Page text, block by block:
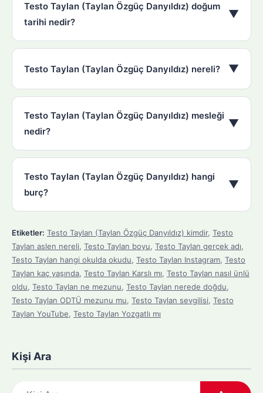
Testo Taylan (Taylan Özgüç Danyıldız) doğum
tarihi nedir?
▼
Testo Taylan (Taylan Özgüç Danyıldız) nereli? ▼
Testo Taylan (Taylan Özgüç Danyıldız) mesleği
nedir?
▼
Testo Taylan (Taylan Özgüç Danyıldız) hangi
burç?
▼
Etiketler: Testo Taylan (Taylan Özgüç Danyıldız) kimdir, Testo
Taylan aslen nereli, Testo Taylan boyu, Testo Taylan gerçek adı,
Testo Taylan hangi okulda okudu, Testo Taylan Instagram, Testo
Taylan kaç yaşında, Testo Taylan Karslı mı, Testo Taylan nasıl ünlü
oldu, Testo Taylan ne mezunu, Testo Taylan nerede doğdu,
Testo Taylan ODTÜ mezunu mu, Testo Taylan sevgilisi, Testo
Taylan YouTube, Testo Taylan Yozgatlı mı
Kişi Ara